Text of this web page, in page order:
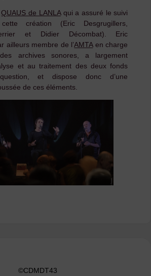
QUAUS de LANLAqui a assuré le suivi
création (Eric Desgrugillers,
et Didier Décombat). Eric
ailleurs membre de l’AMTAen charge
archives sonores, a largement
et au traitement des deux fonds
et dispose donc d’une
de ces éléments.
©CDMDT43